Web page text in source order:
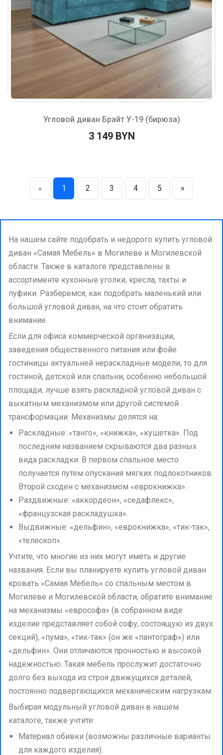
Угловой диван Брайт У-19 (бирюза)
3 149 BYN
« 1 2 3 4 5 »
На нашем сайте подобрать и недорого купить угловой
диван «Самая Мебель» в Могилеве и Могилевской
области. Также в каталоге представлены в
ассортименте кухонные уголки, кресла, тахты и
пуфики. Разберемся, как подобрать маленький или
большой угловой диван, на что стоит обратить
внимание.
Если для офиса коммерческой организации,
заведения общественного питания или фойе
гостиницы актуальней нераскладные модели, то для
гостиной, детской или спальни, особенно небольшой
площади, лучше взять раскладной угловой диван с
выкатным механизмом или другой системой
трансформации. Механизмы делятся на:
Раскладные: «танго», «книжка», «кушетка». Под
последним названием скрываются два разных
вида раскладки. В первом спальное место
получается путем опускания мягких подлокотников.
Второй сходен с механизмом «еврокнижка».
Раздвижные: «аккордеон», «седафлекс»,
«французская раскладушка».
Выдвижные: «дельфин», «еврокнижка», «тик-так»,
«телескоп».
Учтите, что многие из них могут иметь и другие
названия. Если вы планируете купить угловой диван
кровать «Самая Мебель» со спальным местом в
Могилеве и Могилевской области, обратите внимание
на механизмы «еврософа» (в собранном виде
изделие представляет собой софу, состоящую из двух
секций), «пума», «тик-так» (он же «пантограф») или
«дельфин». Они отличаются прочностью и высокой
надежностью. Такая мебель прослужит достаточно
долго без выхода из строя движущихся деталей,
постоянно подвергающихся механическим нагрузкам.
Выбирая модульный угловой диван в нашем
каталоге, также учтите:
Материал обивки (возможны различные варианты
для каждого изделия).